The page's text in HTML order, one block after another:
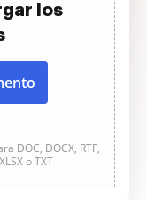
los
DOC, DOCX, RTF,
o TXT